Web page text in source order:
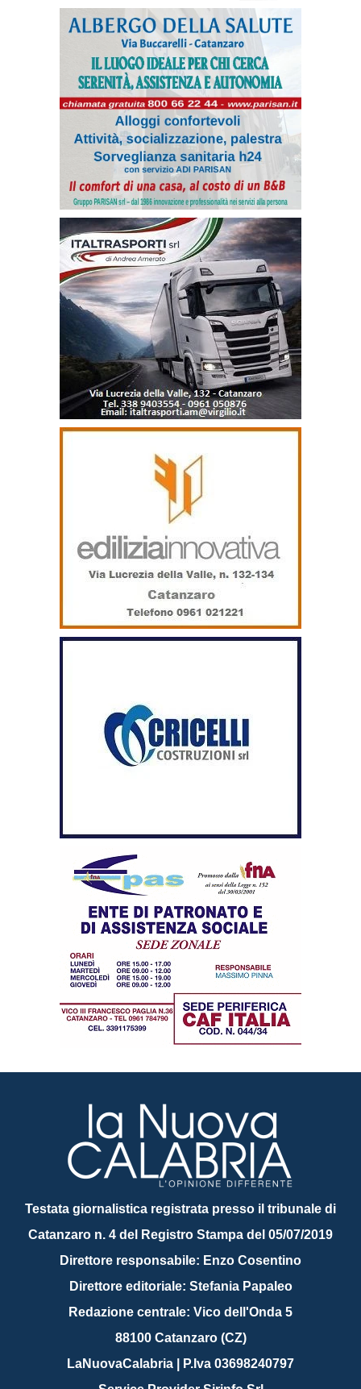
Testata giornalistica registrata presso il tribunale di
Catanzaro n. 4 del Registro Stampa del 05/07/2019
Direttore responsabile: Enzo Cosentino
Direttore editoriale: Stefania Papaleo
Redazione centrale: Vico dell'Onda 5
88100 Catanzaro (CZ)
LaNuovaCalabria | P.Iva 03698240797